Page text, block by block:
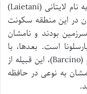
نام ویا لائتانا از قبیله باستانی ایبرین به نام لایتانی (Laietani)
در این منطقه سکونت
بودند و نامشان
است. بعدها، با
استقرار رومیان و تأسیس شهر بارسینو (Barcino)، این قبیله از
به نوعی در حافظه